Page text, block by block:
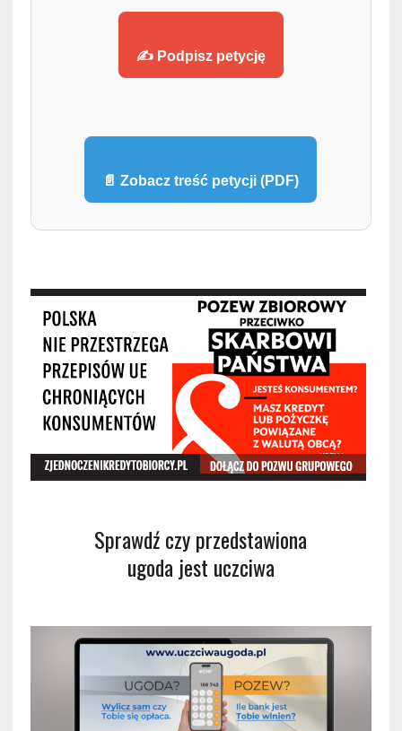
✍️ Podpisz petycję
📄 Zobacz treść petycji (PDF)
Sprawdź czy przedstawiona
ugoda jest uczciwa